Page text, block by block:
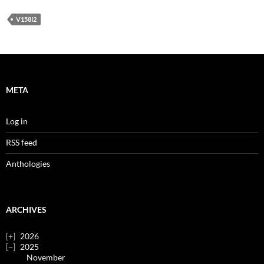
V158I2
META
Log in
RSS feed
Anthologies
ARCHIVES
2026
2025
November